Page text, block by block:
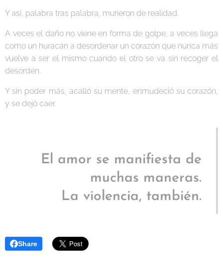
Y así, palabra tras palabra, murieron de realidad.
A veces el daño no viene en forma de golpe, a veces llega
como un huracán a desordenar un corazón que nunca más
vuelve a ser el mismo cuando el otro se va sin recoger el
desorden.
Y sin poder más, acalló su mente, enmudeció su corazón,
y se dejó caer.
El amor se manifiesta de
muchas maneras.
La violencia, también.
Share